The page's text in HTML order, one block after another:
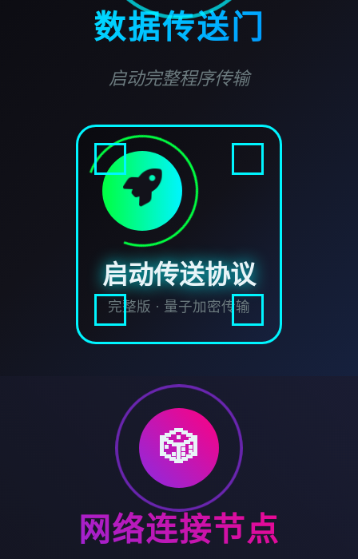
数据传送门
启动完整程序传输
启动传送协议
完整版 · 量子加密传输
🎲
网络连接节点